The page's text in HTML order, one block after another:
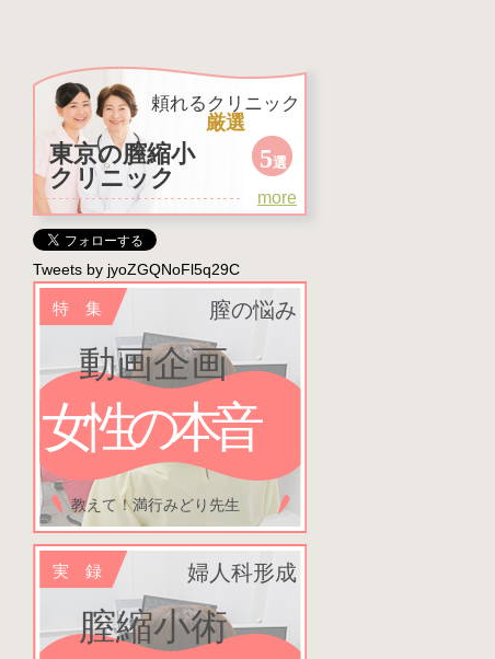
頼れるクリニック
厳選
東京の膣縮小
クリニック
5選
more
Tweets by jyoZGQNoFl5q29C
特 集 膣の悩み
女性の本音
動画企画
教えて！満行みどり先生
実 録 婦人科形成
膣縮小術